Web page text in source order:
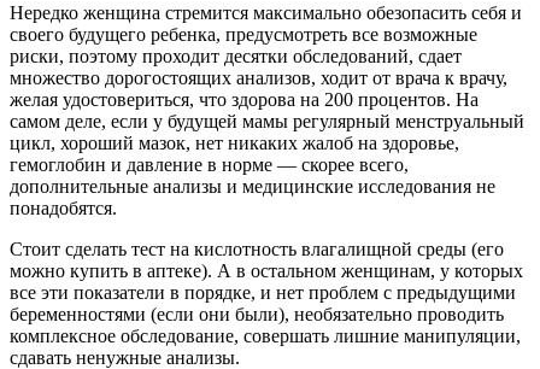
Нередко женщина стремится максимально обезопасить себя и
своего будущего ребенка, предусмотреть все возможные
риски, поэтому проходит десятки обследований, сдает
множество дорогостоящих анализов, ходит от врача к врачу,
желая удостовериться, что здорова на 200 процентов. На
самом деле, если у будущей мамы регулярный менструальный
цикл, хороший мазок, нет никаких жалоб на здоровье,
гемоглобин и давление в норме — скорее всего,
дополнительные анализы и медицинские исследования не
понадобятся.
Стоит сделать тест на кислотность влагалищной среды (его
можно купить в аптеке). А в остальном женщинам, у которых
все эти показатели в порядке, и нет проблем с предыдущими
беременностями (если они были), необязательно проводить
комплексное обследование, совершать лишние манипуляции,
сдавать ненужные анализы.